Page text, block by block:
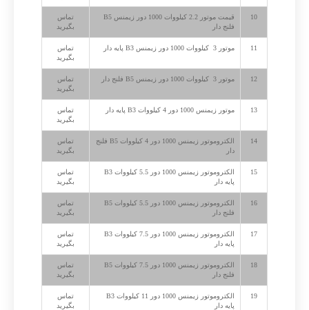
10
قیمت موتور 2.2 کیلووات 1000 دور زیمنس B5
فلنج دار
تماس
بگیرید
11 موتور 3 کیلووات 1000 دور زیمنس B3 پایه دار
تماس
بگیرید
12 موتور 3 کیلووات 1000 دور زیمنس B5 فلنج دار
تماس
بگیرید
13 موتور زیمنس 1000 دور 4 کیلووات B3 پایه دار
تماس
بگیرید
14
الکتروموتور زیمنس 1000 دور 4 کیلووات B5 فلنج
دار
تماس
بگیرید
15
الکتروموتور زیمنس 1000 دور 5.5 کیلووات B3
پایه دار
تماس
بگیرید
16
الکتروموتور زیمنس 1000 دور 5.5 کیلووات B5
فلنج دار
تماس
بگیرید
17
الکتروموتور زیمنس 1000 دور 7.5 کیلووات B3
پایه دار
تماس
بگیرید
18
الکتروموتور زیمنس 1000 دور 7.5 کیلووات B5
فلنج دار
تماس
بگیرید
19
الکتروموتور زیمنس 1000 دور 11 کیلووات B3
پایه دار
تماس
بگیرید